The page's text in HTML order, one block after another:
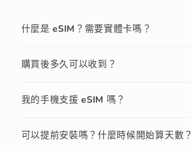
什麼是 eSIM？需要實體卡嗎？
購買後多久可以收到？
我的手機支援 eSIM 嗎？
可以提前安裝嗎？什麼時候開始算天數？